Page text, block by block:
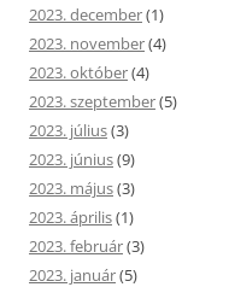
2023. december(1)
2023. november(4)
2023. október(4)
2023. szeptember(5)
2023. július(3)
2023. június(9)
2023. május(3)
2023. április(1)
2023. február(3)
2023. január(5)